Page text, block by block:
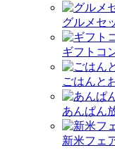
グルメセ
ギフトコ
ごはんと
あんぱん
新米フェ